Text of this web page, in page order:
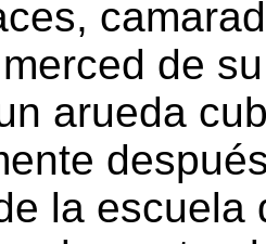
de
arueda
la escuela